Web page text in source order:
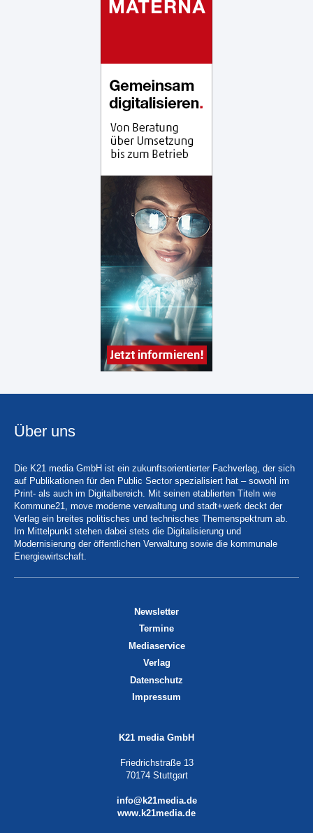
Über uns
Die K21 media GmbH ist ein zukunftsorientierter Fachverlag, der sich
auf Publikationen für den Public Sector spezialisiert hat – sowohl im
Print- als auch im Digitalbereich. Mit seinen etablierten Titeln wie
Kommune21, move moderne verwaltung und stadt+werk deckt der
Verlag ein breites politisches und technisches Themenspektrum ab.
Im Mittelpunkt stehen dabei stets die Digitalisierung und
Modernisierung der öffentlichen Verwaltung sowie die kommunale
Energiewirtschaft.
Newsletter
Termine
Mediaservice
Verlag
Datenschutz
Impressum
K21 media GmbH
Friedrichstraße 13
70174 Stuttgart
info@k21media.de
www.k21media.de